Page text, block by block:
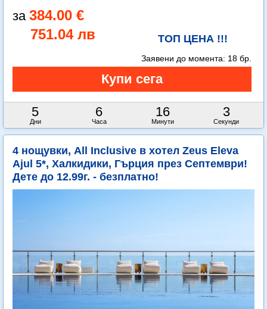
384.00 €
751.04 лв
ТОП ЦЕНА !!!
5
Дни
6
Часа
16
Минути
0
Секунди
Заявени до момента: 18 бр.
4 нощувки, All Inclusive в хотел Zeus Eleva
Ajul 5*, Халкидики, Гърция през Септември!
Дете до 12.99г. - безплатно!